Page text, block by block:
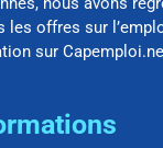
les offres sur
sur